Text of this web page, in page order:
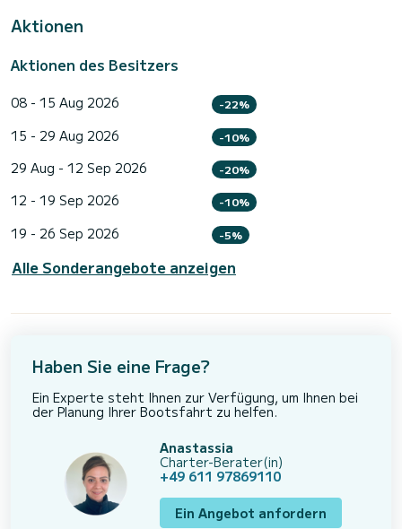
Aktionen
Aktionen des Besitzers
08 - 15 Aug 2026 -22%
15 - 29 Aug 2026 -10%
29 Aug - 12 Sep 2026 -20%
12 - 19 Sep 2026 -10%
19 - 26 Sep 2026 -5%
Alle Sonderangebote anzeigen
Haben Sie eine Frage?
Ein Experte steht Ihnen zur Verfügung, um Ihnen bei
der Planung Ihrer Bootsfahrt zu helfen.
Anastassia
Charter-Berater(in)
+49 611 97869110
Ein Angebot anfordern